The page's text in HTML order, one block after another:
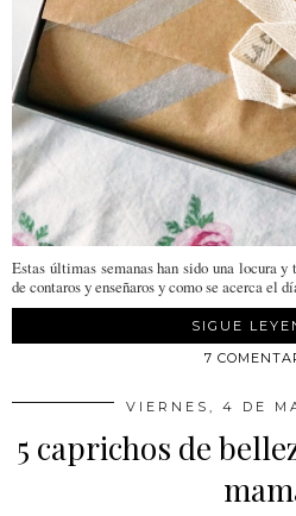
Estas últimas semanas han sido una locura y
de contaros y enseñaros y como se acerca el
SIGUE
7
VIERNES, 4 DE
5 caprichos de